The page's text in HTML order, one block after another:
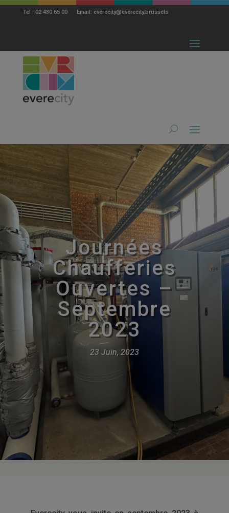
Tel : 02 430 65 00 Email: everecity@everecity.brussels
Journées
Chaufferies
Ouvertes –
Septembre
2023
23 Juin, 2023
modal-check